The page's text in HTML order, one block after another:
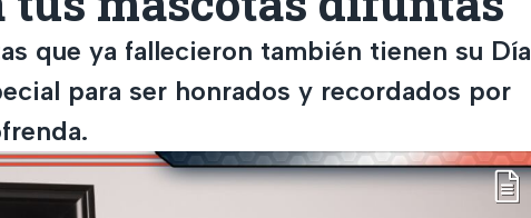
que ya fallecieron también tienen su Día
para ser honrados y recordados por